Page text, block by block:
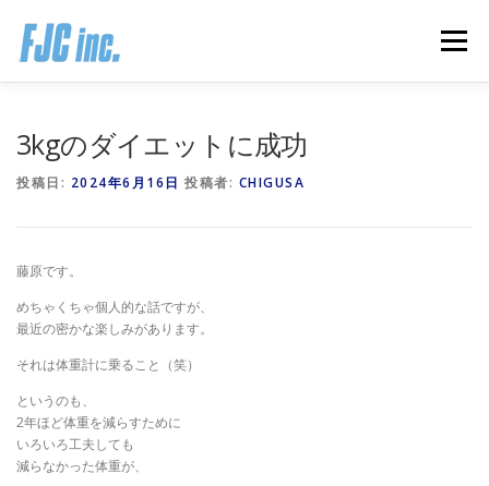
メニュー
3kgのダイエットに成功
投稿日: 2024年6月16日 投稿者: CHIGUSA
藤原です。
めちゃくちゃ個人的な話ですが、
最近の密かな楽しみがあります。
それは体重計に乗ること（笑）
というのも、
2年ほど体重を減らすために
いろいろ工夫しても
減らなかった体重が、